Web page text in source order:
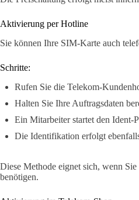
Aktivierung per Hotline
Sie können Ihre SIM-Karte auch
Schritte:
Rufen Sie die Telekom-
Halten Sie Ihre Auftragsdaten
Ein Mitarbeiter startet den Ident-
Die Identifikation erfolgt
Diese Methode eignet sich, wenn
benötigen.